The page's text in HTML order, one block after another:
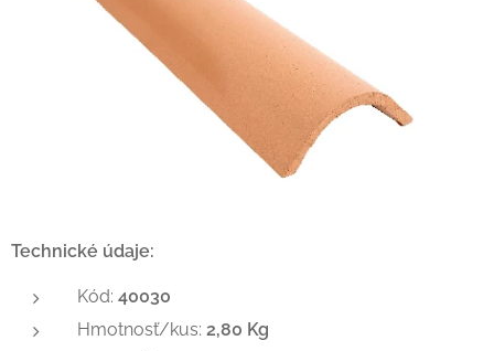
Technické údaje:
Kód: 40030
Hmotnosť/kus: 2,80 Kg